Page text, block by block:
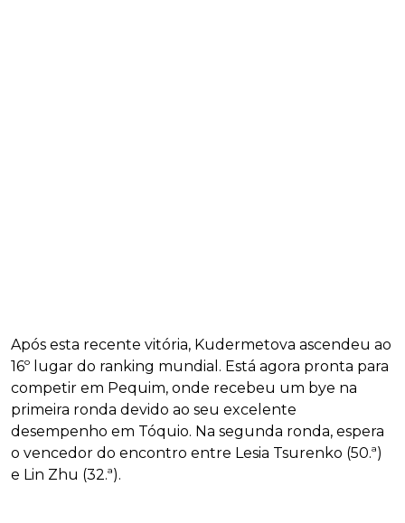
Após esta recente vitória, Kudermetova ascendeu ao
16º lugar do ranking mundial. Está agora pronta para
competir em Pequim, onde recebeu um bye na
primeira ronda devido ao seu excelente
desempenho em Tóquio. Na segunda ronda, espera
o vencedor do encontro entre Lesia Tsurenko (50.ª)
e Lin Zhu (32.ª).